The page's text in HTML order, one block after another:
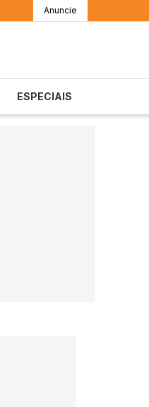
Anuncie
ESPECIAIS